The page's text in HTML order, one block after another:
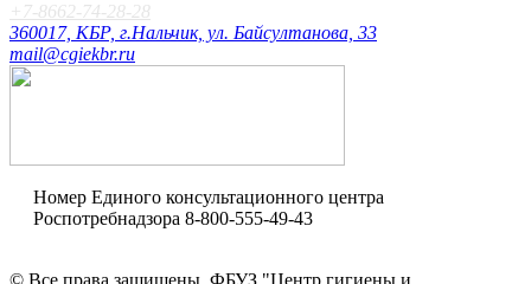
+7-8662-74-28-28
360017, КБР, г.Нальчик, ул. Байсултанова, 33
mail@cgiekbr.ru
Номер Единого консультационного центра
Роспотребнадзора 8-800-555-49-43